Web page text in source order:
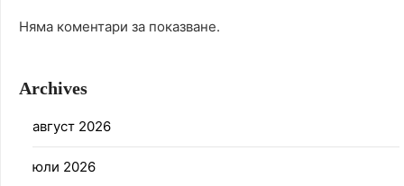
Няма коментари за показване.
Archives
август 2026
юли 2026